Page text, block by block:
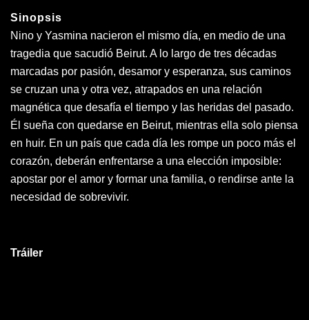
Sinopsis
Nino y Yasmina nacieron el mismo día, en medio de una
tragedia que sacudió Beirut. A lo largo de tres décadas
marcadas por pasión, desamor y esperanza, sus caminos
se cruzan una y otra vez, atrapados en una relación
magnética que desafía el tiempo y las heridas del pasado.
Él sueña con quedarse en Beirut, mientras ella solo piensa
en huir. En un país que cada día les rompe un poco más el
corazón, deberán enfrentarse a una elección imposible:
apostar por el amor y formar una familia, o rendirse ante la
necesidad de sobrevivir.
Tráiler